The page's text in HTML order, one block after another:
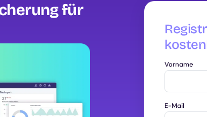
für
Vorname
E-Mail